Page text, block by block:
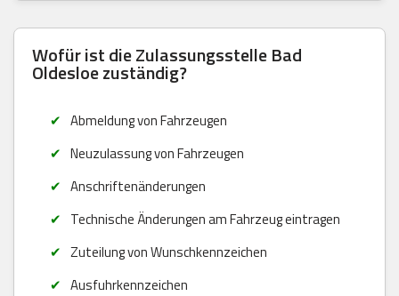
Wofür ist die Zulassungsstelle Bad
Oldesloe zuständig?
Abmeldung von Fahrzeugen
Neuzulassung von Fahrzeugen
Anschriftenänderungen
Technische Änderungen am Fahrzeug eintragen
Zuteilung von Wunschkennzeichen
Ausfuhrkennzeichen